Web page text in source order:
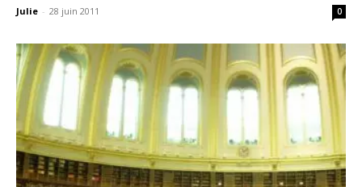
Julie - 28 juin 2011 0